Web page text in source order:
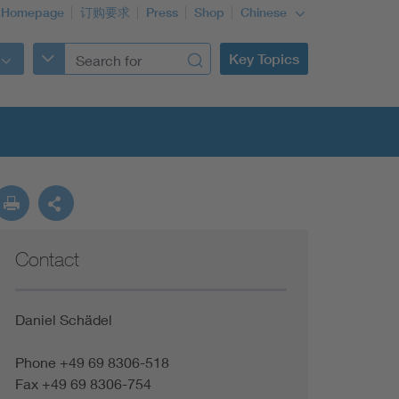
订购要求 Press Shop Chinese
Key Topics
Contact
Daniel Schädel
Phone +49 69 8306-518
Fax +49 69 8306-754